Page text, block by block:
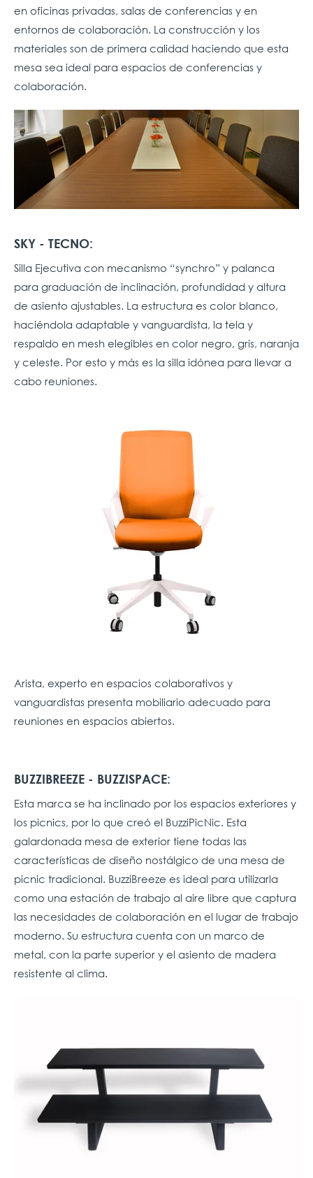
en oficinas privadas, salas de conferencias y en
entornos de colaboración. La construcción y los
materiales son de primera calidad haciendo que esta
mesa sea ideal para espacios de conferencias y
colaboración.
SKY - TECNO:
Silla Ejecutiva con mecanismo “synchro” y palanca
para graduación de inclinación, profundidad y altura
de asiento ajustables. La estructura es color blanco,
haciéndola adaptable y vanguardista, la tela y
respaldo en mesh elegibles en color negro, gris, naranja
y celeste. Por esto y más es la silla idónea para llevar a
cabo reuniones.
Arista, experto en espacios colaborativos y
vanguardistas presenta mobiliario adecuado para
reuniones en espacios abiertos.
BUZZIBREEZE - BUZZISPACE:
Esta marca se ha inclinado por los espacios exteriores y
los picnics, por lo que creó el BuzziPicNic. Esta
galardonada mesa de exterior tiene todas las
características de diseño nostálgico de una mesa de
picnic tradicional. BuzziBreeze es ideal para utilizarla
como una estación de trabajo al aire libre que captura
las necesidades de colaboración en el lugar de trabajo
moderno. Su estructura cuenta con un marco de
metal, con la parte superior y el asiento de madera
resistente al clima.